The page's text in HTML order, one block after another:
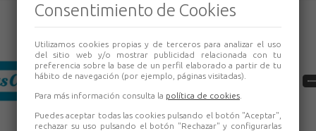
Consentimiento de Cookies
Utilizamos cookies propias y de terceros para analizar el uso
del sitio web y/o mostrar publicidad relacionada con tu
preferencia sobre la base de un perfil elaborado a partir de tu
hábito de navegación (por ejemplo, páginas visitadas).
Para más información consulta la política de cookies
Puedes aceptar todas las cookies pulsando el botón "Aceptar",
rechazar su uso pulsando el botón "Rechazar" y configurarlas